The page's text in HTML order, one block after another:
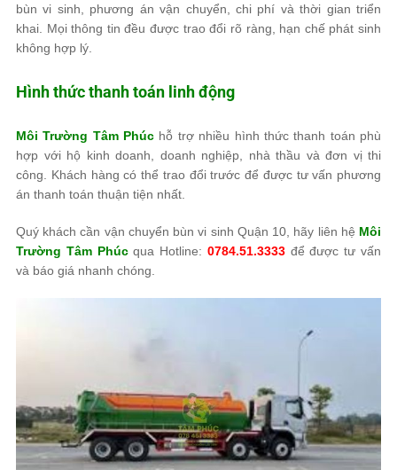
bùn vi sinh, phương án vận chuyển, chi phí và thời gian triển
khai. Mọi thông tin đều được trao đổi rõ ràng, hạn chế phát sinh
không hợp lý.
Hình thức thanh toán linh động
Môi Trường Tâm Phúc hỗ trợ nhiều hình thức thanh toán phù
hợp với hộ kinh doanh, doanh nghiệp, nhà thầu và đơn vị thi
công. Khách hàng có thể trao đổi trước để được tư vấn phương
án thanh toán thuận tiện nhất.
Quý khách cần vận chuyển bùn vi sinh Quận 10, hãy liên hệ Môi
Trường Tâm Phúcqua Hotline: 0784.51.3333để được tư vấn
và báo giá nhanh chóng.